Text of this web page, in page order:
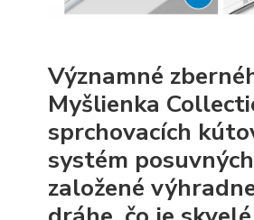
Významné
Myšlienka
sprchovacích
systém
založené